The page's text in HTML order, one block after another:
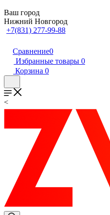
Ваш город
Нижний Новгород
+7(831) 277-99-88
Сравнение0
Избранные товары 0
Корзина 0
<